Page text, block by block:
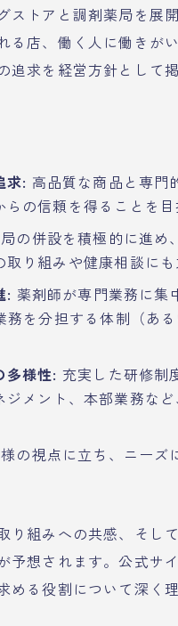
ストアと調剤薬局を展
る店、働く人に働きが
求を経営方針として掲
求: 高品質な商品と専門
の信頼を得ることを目
の併設を積極的に進め
り組みや健康相談にも
: 薬剤師が専門業務に集
を分担する体制（あ
多様性: 充実した研修制
メント、本部業務な
の視点に立ち、ニーズ
り組みへの共感、そし
予想されます。公式サ
る役割について深く